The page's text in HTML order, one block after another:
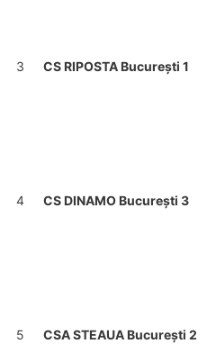
3 CS RIPOSTA București 1
4 CS DINAMO București 3
5 CSA STEAUA București 2